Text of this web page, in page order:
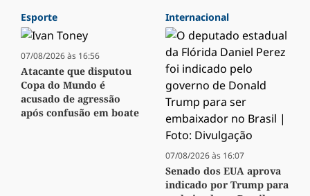
Esporte
07/08/2026 às 16:56
Atacante que disputou
Copa do Mundo é
acusado de agressão
após confusão em boate
Internacional
07/08/2026 às 16:07
Senado dos EUA aprova
indicado por Trump para